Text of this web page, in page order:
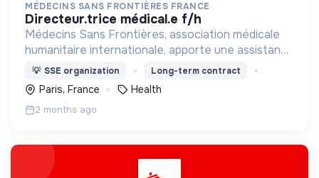
MÉDECINS SANS FRONTIÈRES FRANCE
directeur.trice médical.e f/h
Médecins Sans Frontières, association médicale
humanitaire internationale, apporte une assistance
médicale à des populations dont la vie est
menacée.
💡 SSE organization Long-term contract
Paris, France Health
2 months ago